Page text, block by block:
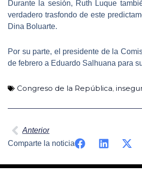
Durante la sesión, Ruth Luque
verdadero trasfondo de este
Dina Boluarte.
Por su parte, el presidente de la
de febrero a Eduardo Salhuana para
Congreso de la República,
Anterior
Comparte la noticia